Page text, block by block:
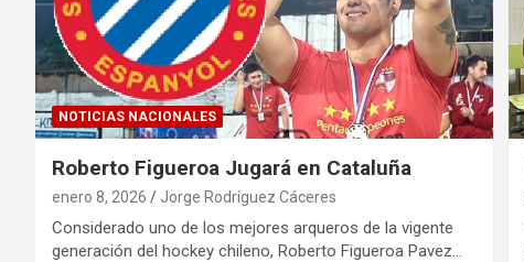
NOTICIAS NACIONALES
Roberto Figueroa Jugará en Cataluña
enero 8, 2026 Jorge Rodríguez Cáceres
Considerado uno de los mejores arqueros de la vigente
generación del hockey chileno, Roberto Figueroa Pavez…